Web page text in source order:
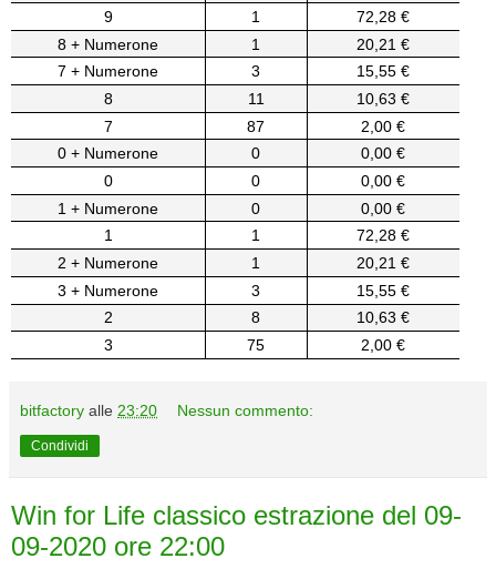
9
1
72,28 €
8 + Numerone
1
20,21 €
7 + Numerone
3
15,55 €
8
11
10,63 €
7
87
2,00 €
0 + Numerone
0
0,00 €
0
0
0,00 €
1 + Numerone
0
0,00 €
1
1
72,28 €
2 + Numerone
1
20,21 €
3 + Numerone
3
15,55 €
2
8
10,63 €
3
75 2,00 €
bitfactory alle 23:20 Nessun commento:
Condividi
Win for Life classico estrazione del 09-
09-2020 ore 22:00